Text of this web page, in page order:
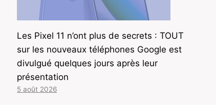
Les Pixel 11 n’ont plus de secrets : TOUT
sur les nouveaux téléphones Google est
divulgué quelques jours après leur
présentation
5 août 2026